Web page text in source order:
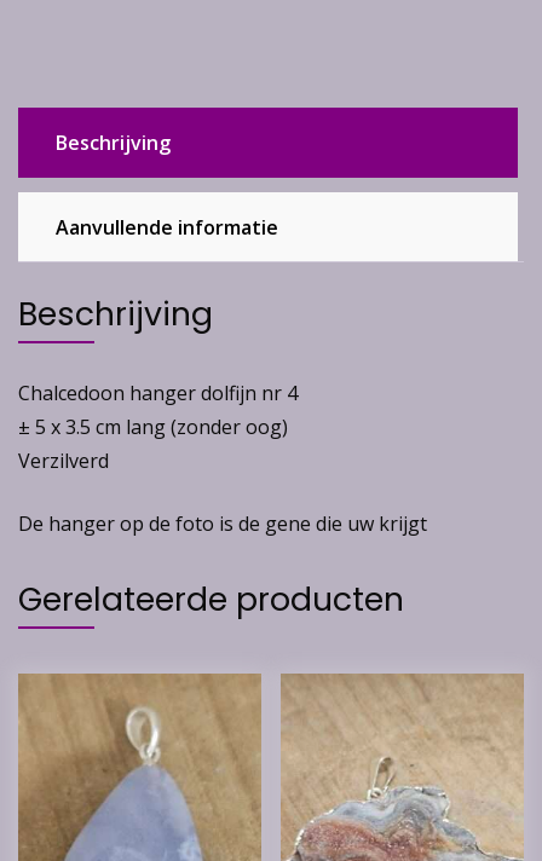
Beschrijving
Aanvullende informatie
Beschrijving
Chalcedoon hanger dolfijn nr 4
± 5 x 3.5 cm lang (zonder oog)
Verzilverd
De hanger op de foto is de gene die uw krijgt
Gerelateerde producten